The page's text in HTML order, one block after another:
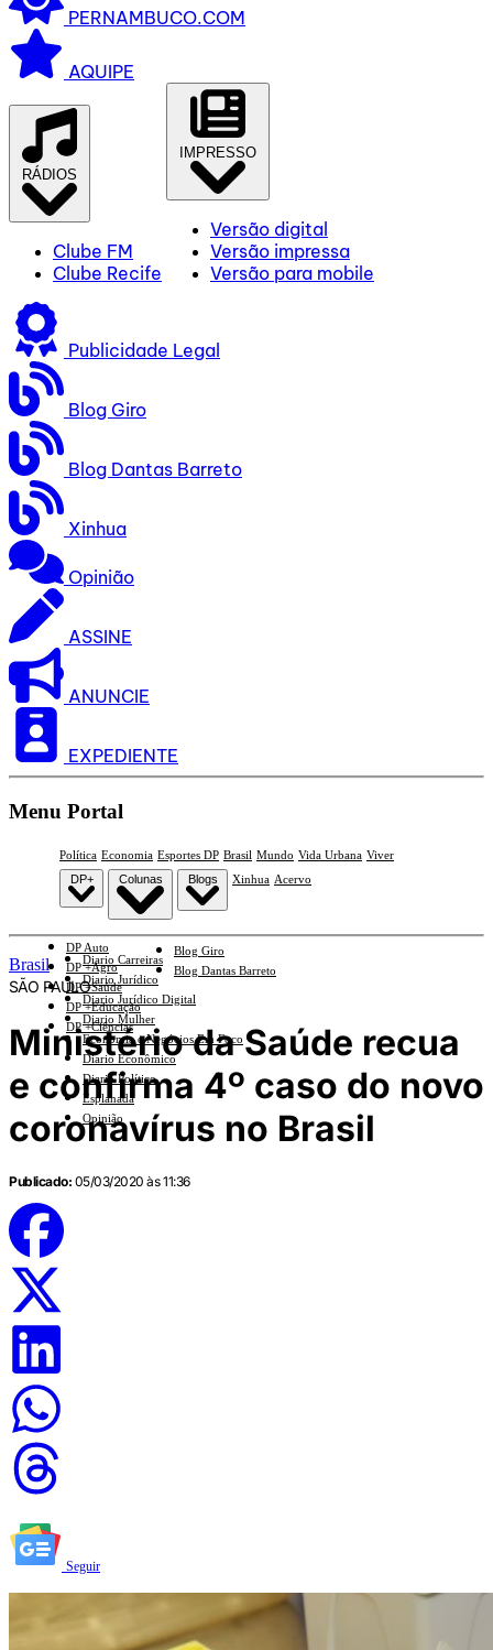
PERNAMBUCO.COM
AQUIPE
RÁDIOS
Clube FM
Clube Recife
IMPRESSO
Versão digital
Versão impressa
Versão para mobile
Publicidade Legal
Blog Giro
Blog Dantas Barreto
Xinhua
Opinião
ASSINE
ANUNCIE
EXPEDIENTE
Menu Portal
Política Economia Esportes DP Brasil Mundo Vida Urbana Viver
DP+
DP Auto
DP +Agro
DP +Saúde
DP +Educação
DP +Ciências
Colunas
Diario Carreiras
Diario Jurídico
Diario Jurídico Digital
Diario Mulher
Economia e Negócios Em Foco
Diario Econômico
Diario Político
Esplanada
Opinião
Blogs
Blog Giro
Blog Dantas Barreto
Xinhua Acervo
Brasil
SÃO PAULO
Ministério da Saúde recua
e confirma 4º caso do novo
coronavírus no Brasil
Publicado: 05/03/2020 às 11:36
Seguir